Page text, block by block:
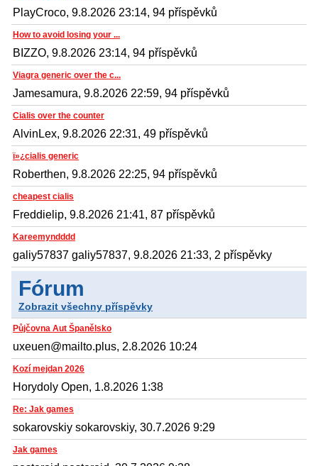
PlayCroco, 9.8.2026 23:14, 94 příspěvků
How to avoid losing your ...
BIZZO, 9.8.2026 23:14, 94 příspěvků
Viagra generic over the c...
Jamesamura, 9.8.2026 22:59, 94 příspěvků
Cialis over the counter
AlvinLex, 9.8.2026 22:31, 49 příspěvků
ï»¿cialis generic
Roberthen, 9.8.2026 22:25, 94 příspěvků
cheapest cialis
Freddielip, 9.8.2026 21:41, 87 příspěvků
Kareemyndddd
galiy57837 galiy57837, 9.8.2026 21:33, 2 příspěvky
Fórum
Zobrazit všechny příspěvky
Půjčovna Aut Španělsko
uxeuen@mailto.plus, 2.8.2026 10:24
Kozí mejdan 2026
Horydoly Open, 1.8.2026 1:38
Re: Jak games
sokarovskiy sokarovskiy, 30.7.2026 9:29
Jak games